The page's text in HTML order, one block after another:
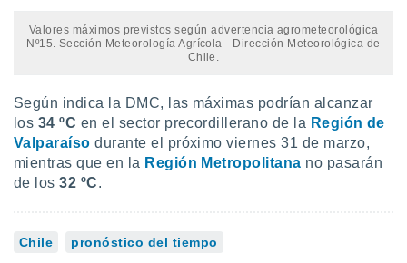
Valores máximos previstos según advertencia agrometeorológica
Nº15. Sección Meteorología Agrícola - Dirección Meteorológica de
Chile.
Según indica la DMC, las máximas podrían alcanzar
los 34 ºC en el sector precordillerano de la Región de
Valparaíso durante el próximo viernes 31 de marzo,
mientras que en la Región Metropolitana no pasarán
de los32 ºC.
Chile pronóstico del tiempo